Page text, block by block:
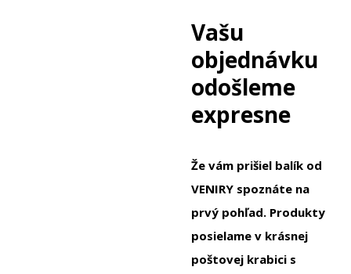
Vašu
objednávku
odošleme
expresne
Že vám prišiel balík od
VENIRY spoznáte na
prvý pohľad. Produkty
posielame v krásnej
poštovej krabici s